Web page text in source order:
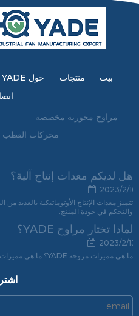
بيت منتجات حول YADE
مراوح محورية مخصصة
هل لديكم معدات إنتاج آلية؟
2023/2/16
تتميز معدات الإنتاج الأوتوماتيكية بالعديد
والتحكم في جودة المنتج.
لماذا تختار مراوح YADE؟
2023/2/13
ما هي مميزات مروحة YADE؟ ما هي مميزات المنتج؟